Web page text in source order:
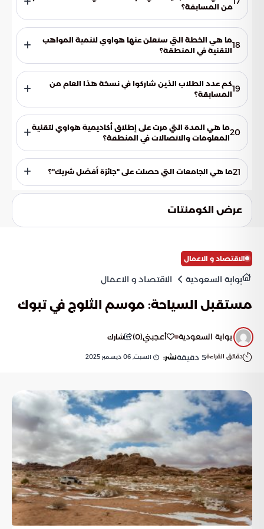
من المسابقة؟
المسابقة.
18ما هي الخطة التي ستعلن عنها هواوي لتنمية المواهب
التقنية في المنطقة؟
منظومة متكاملة للمواهب التقنية في المنطقة لعام 2025.
19كم عدد الطلاب الذين شاركوا في نسخة هذا العام من
المسابقة؟
نسخة هذا العام من المسابقة.
20ما هي المدة التي مرت على إطلاق أكاديمية هواوي لتقنية
المعلومات والاتصالات في المنطقة؟
سنوات على إطلاق برامجها في المنطقة.21ما هي الجامعات التي حصلت على "جائزة أفضل شريك"؟
عرض الكومنتات
الاقتصاد و الاعمال
بوابة السعودية الاقتصاد و الاعمال
مستقبل السياحة: موسم الثلوج في تبوك
بوابة السعودية أعجبني(
0
) شارك
دقائق القراءة5 دقيقةنشر: السبت, 06 ديسمبر 2025